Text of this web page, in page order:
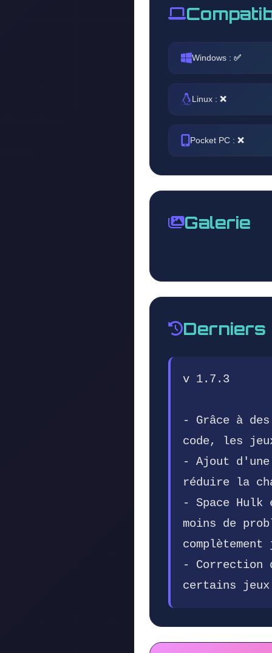
Windows : ✅
Linux : ❌
Pocket PC : ❌
Galerie
Derniers
v 1.7.3
- Grâce à
code, les
- Ajout
réduire la
- Space Hulk
moins de
- Correction
certains